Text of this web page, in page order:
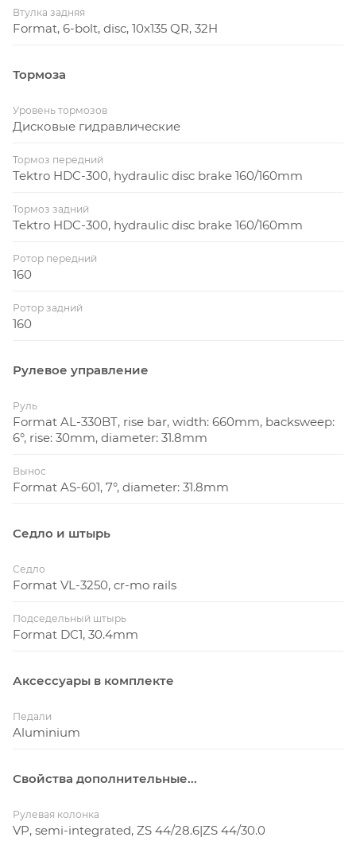
Втулка задняя
Format, 6-bolt, disc, 10x135 QR, 32H
Тормоза
Уровень тормозов
Дисковые гидравлические
Тормоз передний
Tektro HDC-300, hydraulic disc brake 160/160mm
Тормоз задний
Tektro HDC-300, hydraulic disc brake 160/160mm
Ротор передний
160
Ротор задний
160
Рулевое управление
Руль
Format AL-330BT, rise bar, width: 660mm, backsweep:
6°, rise: 30mm, diameter: 31.8mm
Вынос
Format AS-601, 7°, diameter: 31.8mm
Седло и штырь
Седло
Format VL-3250, cr-mo rails
Подседельный штырь
Format DC1, 30.4mm
Аксессуары в комплекте
Педали
Aluminium
Свойства дополнительные...
Рулевая колонка
VP, semi-integrated, ZS 44/28.6|ZS 44/30.0